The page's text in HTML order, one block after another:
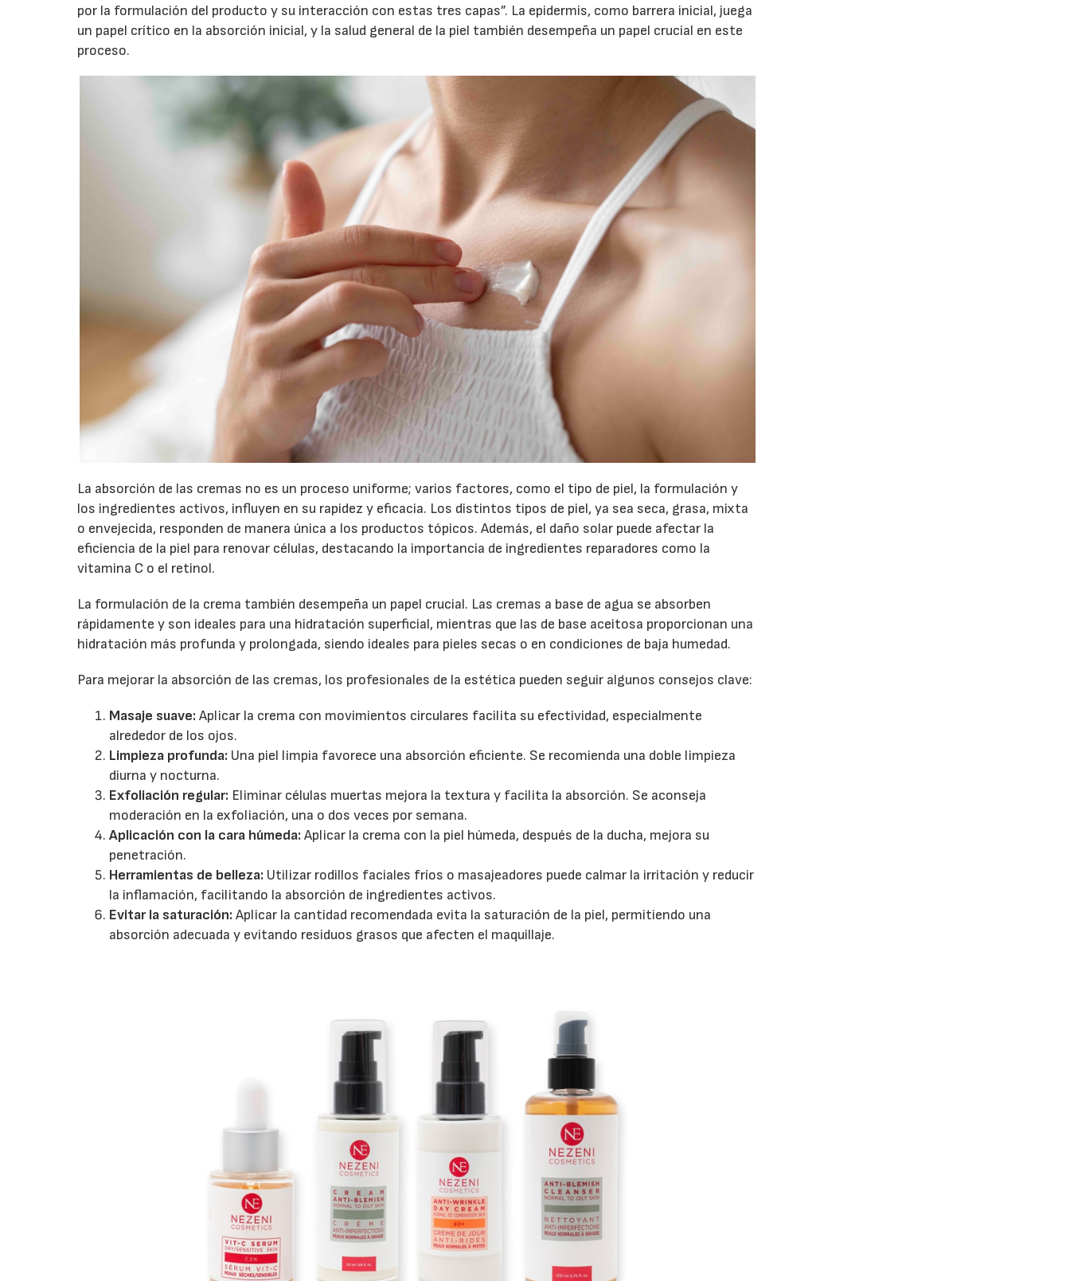
por la formulación del producto y su interacción con estas tres capas”. La epidermis, como barrera inicial, juega
un papel crítico en la absorción inicial, y la salud general de la piel también desempeña un papel crucial en este
proceso.
La absorción de las cremas no es un proceso uniforme; varios factores, como el tipo de piel, la formulación y
los ingredientes activos, influyen en su rapidez y eficacia. Los distintos tipos de piel, ya sea seca, grasa, mixta
o envejecida, responden de manera única a los productos tópicos. Además, el daño solar puede afectar la
eficiencia de la piel para renovar células, destacando la importancia de ingredientes reparadores como la
vitamina C o el retinol.
La formulación de la crema también desempeña un papel crucial. Las cremas a base de agua se absorben
rápidamente y son ideales para una hidratación superficial, mientras que las de base aceitosa proporcionan una
hidratación más profunda y prolongada, siendo ideales para pieles secas o en condiciones de baja humedad.
Para mejorar la absorción de las cremas, los profesionales de la estética pueden seguir algunos consejos clave:
Masaje suave:Aplicar la crema con movimientos circulares facilita su efectividad, especialmente
alrededor de los ojos.
Limpieza profunda: Una piel limpia favorece una absorción eficiente. Se recomienda una doble limpieza
diurna y nocturna.
Exfoliación regular: Eliminar células muertas mejora la textura y facilita la absorción. Se aconseja
moderación en la exfoliación, una o dos veces por semana.
Aplicación con la cara húmeda: Aplicar la crema con la piel húmeda, después de la ducha, mejora su
penetración.
Herramientas de belleza: Utilizar rodillos faciales fríos o masajeadores puede calmar la irritación y reducir
la inflamación, facilitando la absorción de ingredientes activos.
Evitar la saturación: Aplicar la cantidad recomendada evita la saturación de la piel, permitiendo una
absorción adecuada y evitando residuos grasos que afecten el maquillaje.